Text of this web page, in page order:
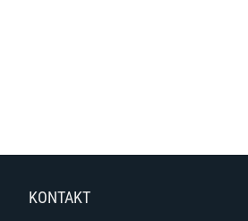
KONTAKT